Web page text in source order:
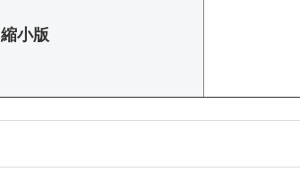
縮小版